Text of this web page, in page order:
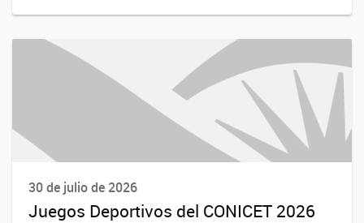
30 de julio de 2026
Juegos Deportivos del CONICET 2026